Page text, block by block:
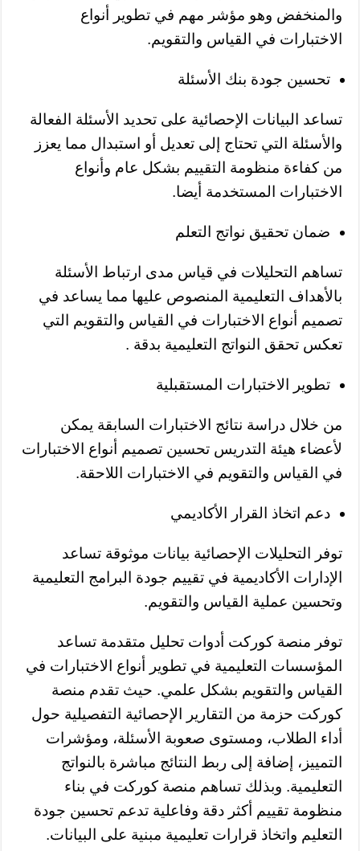
والمنخفض وهو مؤشر مهم في تطوير أنواع
الاختبارات في القياس والتقويم.
تحسين جودة بنك الأسئلة
تساعد البيانات الإحصائية على تحديد الأسئلة الفعالة
والأسئلة التي تحتاج إلى تعديل أو استبدال مما يعزز
من كفاءة منظومة التقييم بشكل عام وأنواع
الاختبارات المستخدمة أيضا.
ضمان تحقيق نواتج التعلم
تساهم التحليلات في قياس مدى ارتباط الأسئلة
بالأهداف التعليمية المنصوص عليها مما يساعد في
تصميم أنواع الاختبارات في القياس والتقويم التي
تعكس تحقق النواتج التعليمية بدقة .
تطوير الاختبارات المستقبلية
من خلال دراسة نتائج الاختبارات السابقة يمكن
لأعضاء هيئة التدريس تحسين تصميم أنواع الاختبارات
في القياس والتقويم في الاختبارات اللاحقة.
دعم اتخاذ القرار الأكاديمي
توفر التحليلات الإحصائية بيانات موثوقة تساعد
الإدارات الأكاديمية في تقييم جودة البرامج التعليمية
وتحسين عملية القياس والتقويم.
توفر منصة كوركت أدوات تحليل متقدمة تساعد
المؤسسات التعليمية في تطوير أنواع الاختبارات في
القياس والتقويم بشكل علمي. حيث تقدم منصة
كوركت حزمة من التقارير الإحصائية التفصيلية حول
أداء الطلاب، ومستوى صعوبة الأسئلة، ومؤشرات
التمييز، إضافة إلى ربط النتائج مباشرة بالنواتج
التعليمية. وبذلك تساهم منصة كوركت في بناء
منظومة تقييم أكثر دقة وفاعلية تدعم تحسين جودة
التعليم واتخاذ قرارات تعليمية مبنية على البيانات.